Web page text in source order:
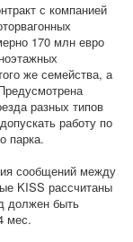
с компанией
170 млн евро
же семейства, а
разных типов
работу по
парка.
сообщений между
KISS рассчитаны
должен быть
мес.